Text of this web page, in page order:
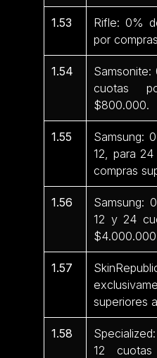
1.53
Rifle: 0%
por
1.54
cuotas
$800.000.
1.55
Samsung:
12, para
compras
1.56
Samsung:
12 y 24
1.57
superiores
1.58
12